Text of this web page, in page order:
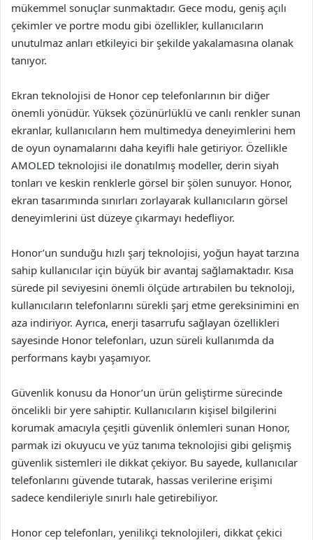
mükemmel sonuçlar sunmaktadır. Gece modu, geniş açılı
çekimler ve portre modu gibi özellikler, kullanıcıların
unutulmaz anları etkileyici bir şekilde yakalamasına olanak
tanıyor.
Ekran teknolojisi de Honor cep telefonlarının bir diğer
önemli yönüdür. Yüksek çözünürlüklü ve canlı renkler sunan
ekranlar, kullanıcıların hem multimedya deneyimlerini hem
de oyun oynamalarını daha keyifli hale getiriyor. Özellikle
AMOLED teknolojisi ile donatılmış modeller, derin siyah
tonları ve keskin renklerle görsel bir şölen sunuyor. Honor,
ekran tasarımında sınırları zorlayarak kullanıcıların görsel
deneyimlerini üst düzeye çıkarmayı hedefliyor.
Honor’un sunduğu hızlı şarj teknolojisi, yoğun hayat tarzına
sahip kullanıcılar için büyük bir avantaj sağlamaktadır. Kısa
sürede pil seviyesini önemli ölçüde artırabilen bu teknoloji,
kullanıcıların telefonlarını sürekli şarj etme gereksinimini en
aza indiriyor. Ayrıca, enerji tasarrufu sağlayan özellikleri
sayesinde Honor telefonları, uzun süreli kullanımda da
performans kaybı yaşamıyor.
Güvenlik konusu da Honor’un ürün geliştirme sürecinde
öncelikli bir yere sahiptir. Kullanıcıların kişisel bilgilerini
korumak amacıyla çeşitli güvenlik önlemleri sunan Honor,
parmak izi okuyucu ve yüz tanıma teknolojisi gibi gelişmiş
güvenlik sistemleri ile dikkat çekiyor. Bu sayede, kullanıcılar
telefonlarını güvende tutarak, hassas verilerine erişimi
sadece kendileriyle sınırlı hale getirebiliyor.
Honor cep telefonları, yenilikçi teknolojileri, dikkat çekici